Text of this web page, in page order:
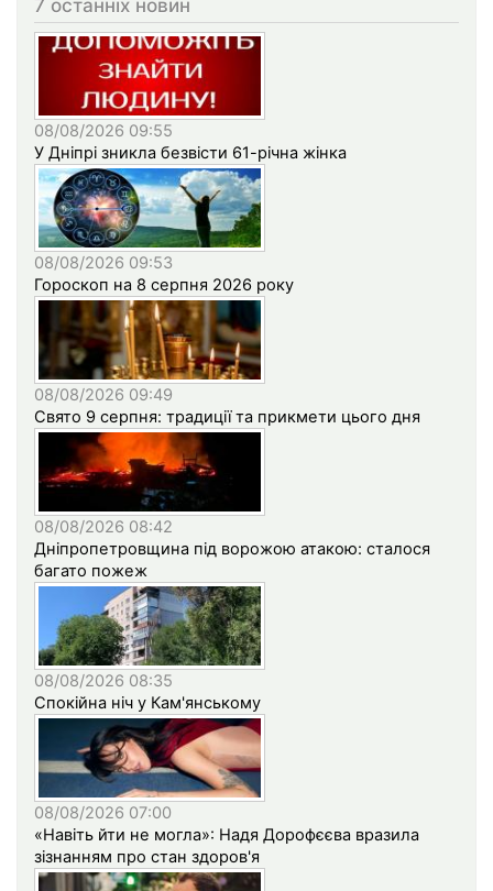
08/08/2026 09:55
У Дніпрі зникла безвісти 61-річна жінка
08/08/2026 09:53
Гороскоп на 8 серпня 2026 року
08/08/2026 09:49
Свято 9 серпня: традиції та прикмети цього дня
08/08/2026 08:42
Дніпропетровщина під ворожою атакою: сталося
багато пожеж
08/08/2026 08:35
Спокійна ніч у Кам'янському
08/08/2026 07:00
«Навіть йти не могла»: Надя Дорофєєва вразила
зізнанням про стан здоров'я